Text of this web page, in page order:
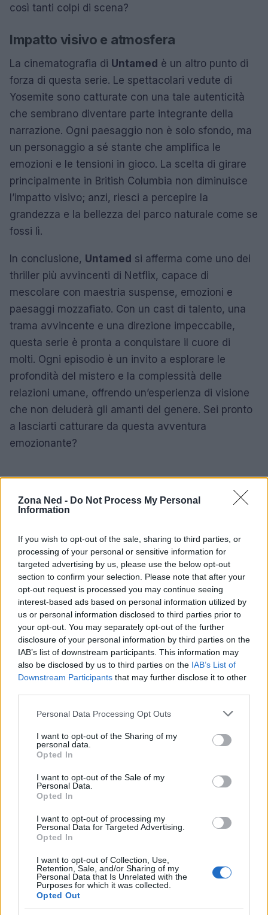
Zona Ned - Do Not Process My Personal
Information
If you wish to opt-out of the sale, sharing to third parties, or
processing of your personal or sensitive information for
targeted advertising by us, please use the below opt-out
section to confirm your selection. Please note that after your
opt-out request is processed you may continue seeing
interest-based ads based on personal information utilized by
us or personal information disclosed to third parties prior to
your opt-out. You may separately opt-out of the further
disclosure of your personal information by third parties on the
IAB’s list of downstream participants. This information may
also be disclosed by us to third parties on the IAB’s List of
Downstream Participants that may further disclose it to other
Please note that this website/app uses one or more Google
not limited to your visit or usage behaviour. You may click to
grant or deny consent to Google and its third-party tags to
use your data for below specified purposes in below Google
consent section.
Personal Data Processing Opt Outs
I want to opt-out of the Sharing of my
personal data.
Opted In
I want to opt-out of the Sale of my
Personal Data.
Opted In
I want to opt-out of processing my
Personal Data for Targeted Advertising.
Opted In
I want to opt-out of Collection, Use,
Retention, Sale, and/or Sharing of my
Personal Data that Is Unrelated with the
Purposes for which it was collected.
Opted Out
così tanti colpi di scena?
Impatto visivo e atmosfera
La cinematografia di Untamed è un altro punto di
forza di questa serie. Le spettacolari vedute di
Yosemite sono catturate con una tale autenticità
che sembrano diventare parte integrante della
narrazione. Ogni paesaggio non è solo sfondo, ma
un personaggio a sé stante che amplifica le
emozioni e le tensioni in gioco. La scelta di girare
principalmente in British Columbia non diminuisce
l’impatto visivo; anzi, riesci a percepire la
grandezza e la bellezza del parco naturale come se
fossi lì.
In conclusione, Untamed si afferma come uno dei
thriller più avvincenti di Netflix, capace di
mescolare con maestria suspense, emozioni e
paesaggi mozzafiato. Con un cast di talento, una
trama avvincente e una direzione impeccabile,
questa serie è pronta a conquistare il cuore di
molti. Ogni episodio è un invito a esplorare le
profondità del mistero e la complessità delle
relazioni umane, offrendo un’esperienza di visione
che non deluderà gli amanti del genere. Sei pronto
a lasciarti catturare da questa avventura
emozionante?